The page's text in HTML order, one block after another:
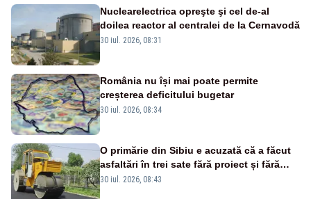
Nuclearelectrica opreşte şi cel de-al
doilea reactor al centralei de la Cernavodă
30 iul. 2026, 08:31
România nu își mai poate permite
creșterea deficitului bugetar
30 iul. 2026, 08:34
O primărie din Sibiu e acuzată că a făcut
asfaltări în trei sate fără proiect și fără
licitația lucrărilor
30 iul. 2026, 08:43